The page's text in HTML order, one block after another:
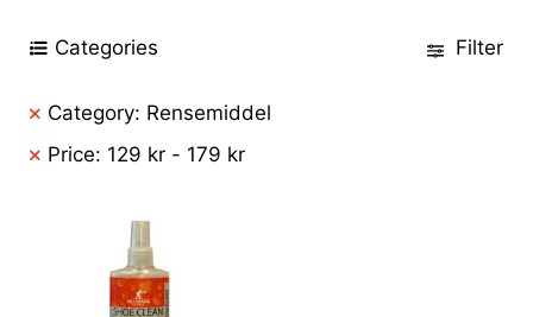
Categories Filter
Category: Rensemiddel
Price: 129 kr - 179 kr